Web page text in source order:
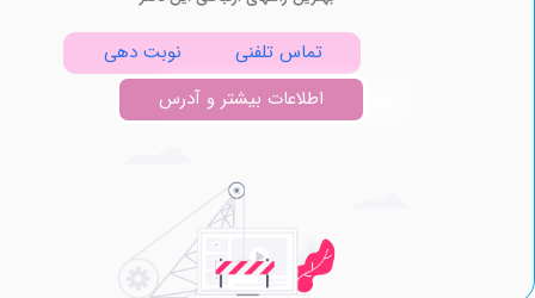
تماس تلفنی
نوبت دهی
اطلاعات بیشتر و آدرس